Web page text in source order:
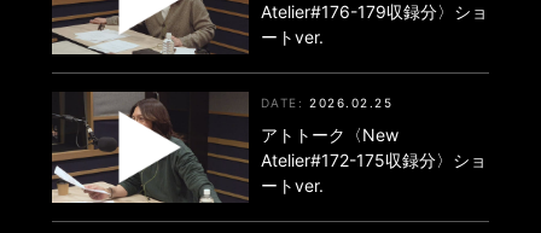
Atelier#176-179収録分〉ショ
ートver.
2026.02.25
アトトーク〈New
Atelier#172-175収録分〉ショ
ートver.